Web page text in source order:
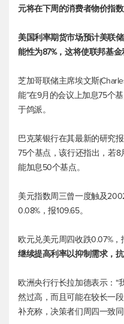
元将在下周的消费者物价指
美国利率期货市场预计美联
能性为87%，这将使联邦基金
芝加哥联储主席埃文斯
能”在9月的会议上加息75个
于鸽派。
巴克莱银行在其最新的研究
75个基点，该行还指出，若8
能加息50个基点。
美元指数周三曾一度触及
0.08%，报109.65。
欧元兑美元周四收跌0.07%，
继续提高利率以抑制需求，
欧洲央行行长拉加德表示：“
然过高，而且可能在较长一
补充称，决策者们周四一致